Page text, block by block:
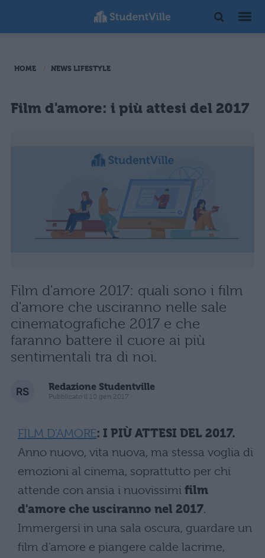
HOME NEWS LIFESTYLE
Film d'amore: i più attesi del 2017
Film d'amore 2017: quali sono i film
d'amore che usciranno nelle sale
cinematografiche 2017 e che
faranno battere il cuore ai più
sentimentali tra di noi.
Redazione Studentville
Pubblicato il 10 gen 2017
FILM D'AMORE: I PIÙ ATTESI DEL 2017.
Anno nuovo, vita nuova, ma stessa voglia di
emozioni al cinema, soprattutto per chi
attende con ansia i nuovissimi film
d'amore che usciranno nel 2017.
Immergersi in una sala oscura, guardare un
film d'amore e piangere calde lacrime,